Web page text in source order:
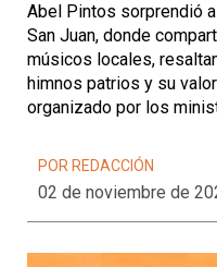
Abel Pintos sorprendió
San Juan, donde
músicos locales,
himnos patrios y su
organizado por los
POR REDACCIÓN
02 de noviembre de